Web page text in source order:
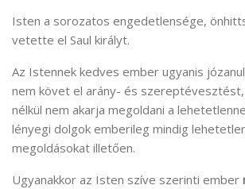
Isten a sorozatos engedetlensége,
vetette el Saul királyt.
Az Istennek kedves ember ugyanis
nem követ el arány- és
nélkül nem akarja megoldani a
lényegi dolgok emberileg mindig
megoldásokat illetően.
Ugyanakkor az Isten szíve szerinti ember